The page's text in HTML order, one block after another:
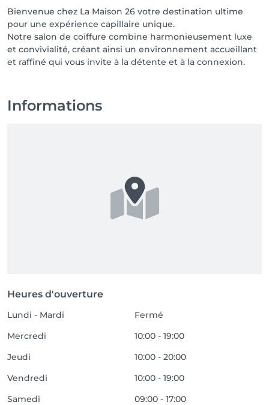
Bienvenue chez La Maison 26 votre destination ultime
pour une expérience capillaire unique.
Notre salon de coiffure combine harmonieusement luxe
et convivialité, créant ainsi un environnement accueillant
et raffiné qui vous invite à la détente et à la connexion.
Informations
Heures d'ouverture
Lundi - Mardi
Fermé
Mercredi
10:00 - 19:00
Jeudi
10:00 - 20:00
Vendredi
10:00 - 19:00
Samedi
09:00 - 17:00